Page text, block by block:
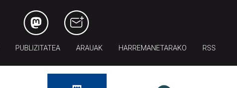
PUBLIZITATEA ARAUAK HARREMANETARAKO RSS